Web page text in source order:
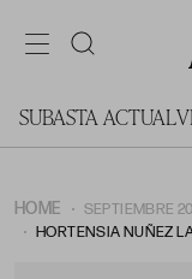
SUBASTA ACTUAL
HOME
SEPTIEMBRE
HORTENSIA NUÑEZ